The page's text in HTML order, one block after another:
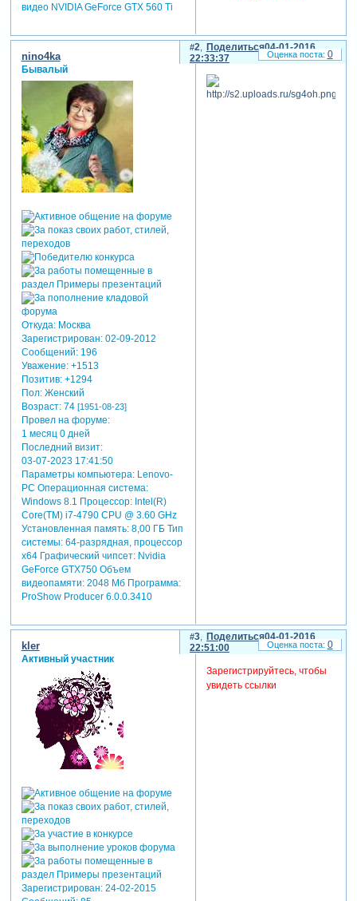
видео NVIDIA GeForce GTX 560 Ti
Поделиться
2
04-01-2016
22:33:37
nino4ka
Бывалый
Откуда:Москва
Зарегистрирован: 02-09-2012
Сообщений:196
Уважение: +1513
Позитив: +1294
Пол:Женский
Возраст:74 [1951-08-23]
Провел на форуме:
1 месяц 0 дней
Последний визит:
03-07-2023 17:41:50
Параметры компьютера:Lenovo-
PC Операционная система:
Windows 8.1 Процессор: Intel(R)
Core(TM) i7-4790 CPU @ 3.60 GHz
Установленная память: 8,00 ГБ Тип
системы: 64-разрядная, процессор
х64 Графический чипсет: Nvidia
GeForce GTX750 Объем
видеопамяти: 2048 Мб Программа:
ProShow Producer 6.0.0.3410
0
Поделиться
3
04-01-2016
22:51:00
kler
Активный участник
Зарегистрирован: 24-02-2015
Зарегистрируйтесь, чтобы
увидеть ссылки
0